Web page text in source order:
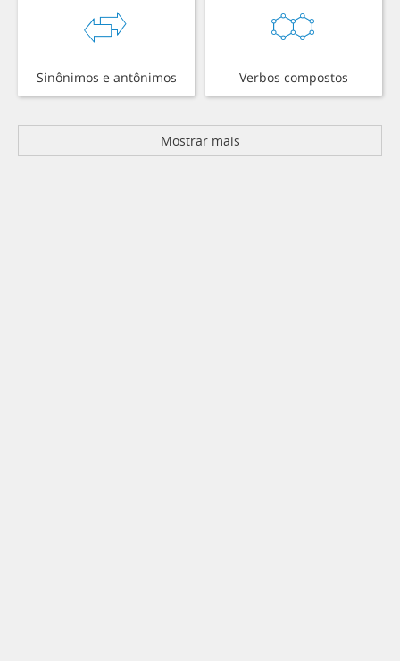
Sinônimos e antônimos Verbos compostos
Mostrar mais